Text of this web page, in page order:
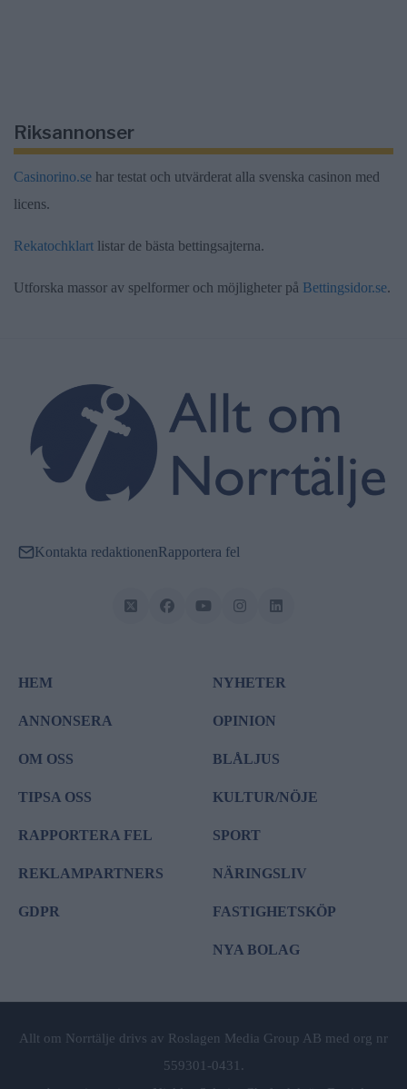
Riksannonser
Casinorino.se har testat och utvärderat alla svenska casinon med
licens.
Rekatochklart listar de bästa bettingsajterna.
Utforska massor av spelformer och möjligheter på Bettingsidor.se.
Kontakta redaktionenRapportera fel
HEM
ANNONSERA
OM OSS
TIPSA OSS
RAPPORTERA FEL
REKLAMPARTNERS
GDPR
NYHETER
OPINION
BLÅLJUS
KULTUR/NÖJE
SPORT
NÄRINGSLIV
FASTIGHETSKÖP
NYA BOLAG
Allt om Norrtälje drivs av Roslagen Media Group AB med org nr
559301-0431.